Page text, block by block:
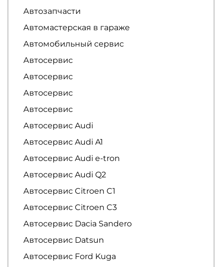
Автозапчасти
Автомастерская в гараже
Автомобильный сервис
Автосервис
Автосервис
Автосервис
Автосервис
Автосервис Audi
Автосервис Audi A1
Автосервис Audi e-tron
Автосервис Audi Q2
Автосервис Citroen C1
Автосервис Citroen C3
Автосервис Dacia Sandero
Автосервис Datsun
Автосервис Ford Kuga